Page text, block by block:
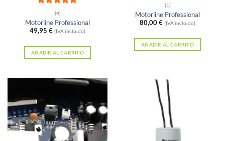
Valorado
con 4.75
de 5
(4)
Motorline Professional
49,95 € (IVA incluido)
AÑADIR AL CARRITO
Valorado
con 5de 5
(1)
Motorline Professional
80,00€ (IVA incluido)
AÑADIR AL CARRITO